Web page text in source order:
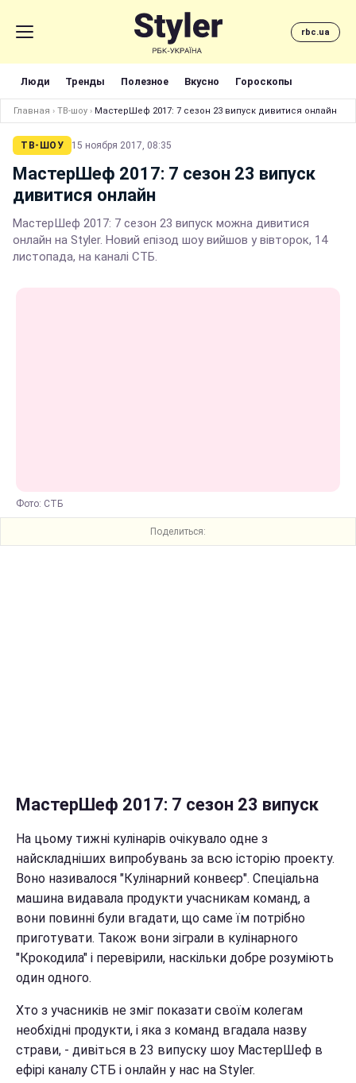
rbc.ua
Люди Тренды Полезное Вкусно Гороскопы
Главная › ТВ-шоу › МастерШеф 2017: 7 сезон 23 випуск дивитися онлайн
ТВ-ШОУ 15 ноября 2017, 08:35
МастерШеф 2017: 7 сезон 23 випуск
дивитися онлайн
МастерШеф 2017: 7 сезон 23 випуск можна дивитися
онлайн на Styler. Новий епізод шоу вийшов у вівторок, 14
листопада, на каналі СТБ.
Фото: СТБ
Поделиться:
МастерШеф 2017: 7 сезон 23 випуск
На цьому тижні кулінарів очікувало одне з
найскладніших випробувань за всю історію проекту.
Воно називалося "Кулінарний конвеєр". Спеціальна
машина видавала продукти учасникам команд, а
вони повинні були вгадати, що саме їм потрібно
приготувати. Також вони зіграли в кулінарного
"Крокодила" і перевірили, наскільки добре розуміють
один одного.
Хто з учасників не зміг показати своїм колегам
необхідні продукти, і яка з команд вгадала назву
страви, - дивіться в 23 випуску шоу МастерШеф в
ефірі каналу СТБ і онлайн у нас на Styler.